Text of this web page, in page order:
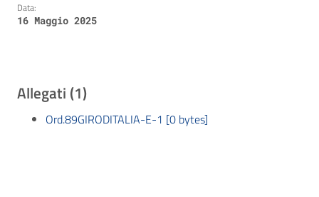
Data:
16 Maggio 2025
Allegati (1)
Ord.89GIRODITALIA-E-1 [0 bytes]